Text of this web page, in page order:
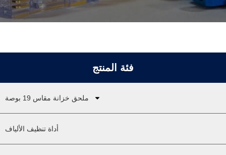
فئة المنتج
ملحق خزانة مقاس 19 بوصة
أداة تنظيف الألياف